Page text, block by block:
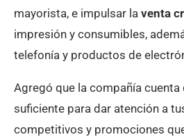
mayorista, e impulsar la venta
impresión y consumibles,
telefonía y productos de
Agregó que la compañía cuenta
suficiente para dar atención a
competitivos y promociones